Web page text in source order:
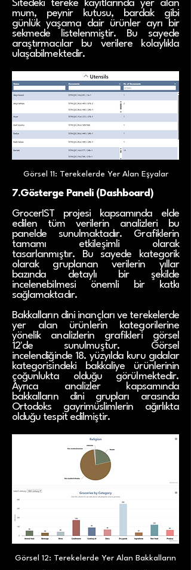
Sitedeki tereke kayıtlarında yer alan
mum, peynir kutusu, bardak gibi
günlük yaşama dair ürünler ayrı bir
sekmede listelenmiştir. Bu sayede
araştırmacılar bu verilere kolaylıkla
ulaşabilmektedir.
Görsel 11: Terekelerde Yer Alan Eşyalar
7.Gösterge Paneli (Dashboard)
GrocerIST projesi kapsamında elde
edilen tüm verilerin analizleri bu
panelde sunulmaktadır. Grafiklerin
tamamı etkileşimli olarak
tasarlanmıştır. Bu sayede kategorik
olarak gruplanan verilerin yıllar
bazında detaylı bir şekilde
incelenebilmesi önemli bir katkı
sağlamaktadır.
Bakkalların dini inançları ve terekelerde
yer alan ürünlerin kategorilerine
yönelik analizlerin grafikleri görsel
12'de sunulmuştur. Görsel
incelendiğinde 18. yüzyılda kuru gıdalar
kategorisindeki bakkaliye ürünlerinin
çoğunlukta olduğu görülmektedir.
Ayrıca analizler kapsamında
bakkalların dini grupları arasında
Ortodoks gayrimüslimlerin ağırlıkta
olduğu tespit edilmiştir.
Görsel 12: Terekelerde Yer Alan Bakkalların